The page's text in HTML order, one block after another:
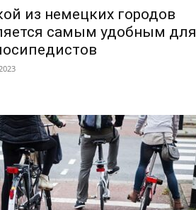
из немецких городов
самым удобным для